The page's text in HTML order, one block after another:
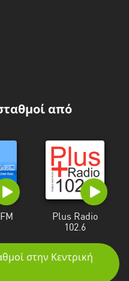
από
Plus Radio
102.6
στην Κεντρική